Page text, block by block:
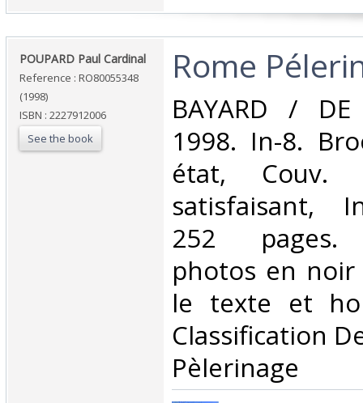
‎POUPARD Paul Cardinal‎
Reference : RO80055348
(1998)
ISBN : 2227912006
See the book
‎Rome
‎BAYARD / DE
1998. In-8.
état, Couv.
satisfaisant,
252 pages.
photos en
le texte et
Classification
Pèlerinage‎